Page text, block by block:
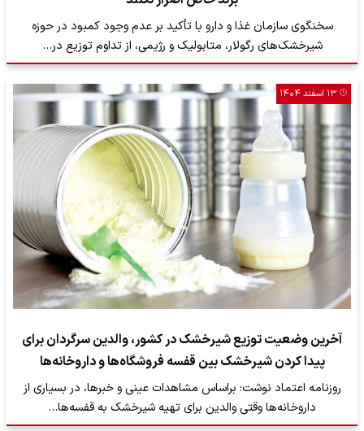
سخنگوی سازمان غذا و دارو با تأکید بر عدم وجود کمبود در حوزه
شیرخشک‌های رگولار، متابولیک و رژیمی، از تداوم توزیع در…
۱۳ اسفند ۱۴۰۴
آخرین وضعیت توزیع شیرخشک در کشور، والدین سرگردان برای
پیدا کردن شیرخشک بین قفسه فروشگاه‌ها و داروخانه‌ها
روزنامه اعتماد نوشت: براساس مشاهدات عینی و خبرها، در بسیاری از
داروخانه‌ها وقتی والدین برای تهیه شیرخشک به قفسه‌ها…